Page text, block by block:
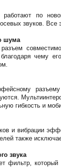
по
звуков.
шума
чему
гибкость и
и вибрации
также
звука
фильтр,